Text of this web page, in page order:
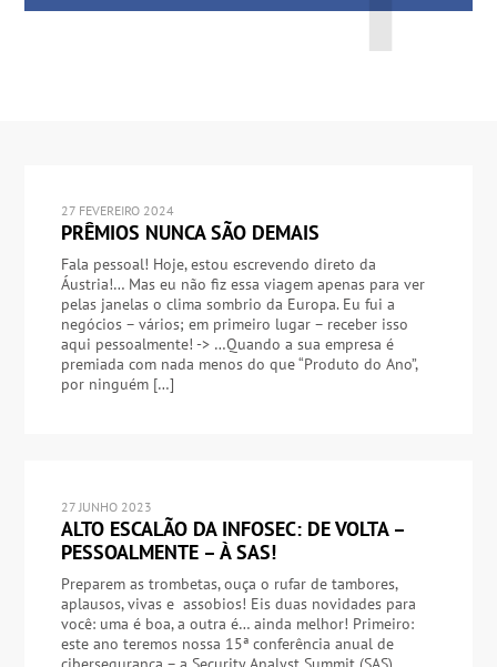
27 FEVEREIRO 2024
PRÊMIOS NUNCA SÃO DEMAIS
Fala pessoal! Hoje, estou escrevendo direto da
Áustria!… Mas eu não fiz essa viagem apenas para ver
pelas janelas o clima sombrio da Europa. Eu fui a
negócios – vários; em primeiro lugar – receber isso
aqui pessoalmente! -> …Quando a sua empresa é
premiada com nada menos do que “Produto do Ano”,
por ninguém […]
27 JUNHO 2023
ALTO ESCALÃO DA INFOSEC: DE VOLTA –
PESSOALMENTE – À SAS!
Preparem as trombetas, ouça o rufar de tambores,
aplausos, vivas e assobios! Eis duas novidades para
você: uma é boa, a outra é… ainda melhor! Primeiro:
este ano teremos nossa 15ª conferência anual de